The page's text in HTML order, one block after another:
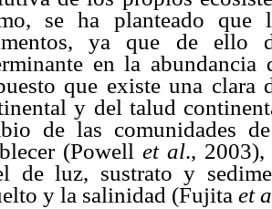
se ha planteado
ya que de ello
en la
que existe una clara
y del talud
de las comunidades
(Powell et al., 2003),
de luz, sustrato y
y la salinidad (Fujita et